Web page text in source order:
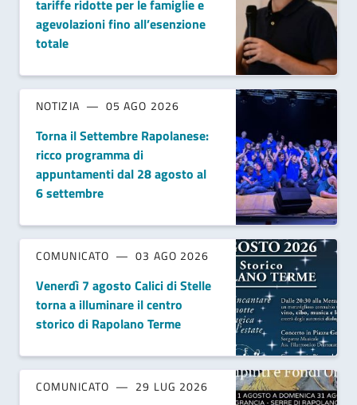
tariffe ridotte per le famiglie e
agevolazioni fino all’esenzione
totale
NOTIZIA 05 AGO 2026
Torna il Settembre Rapolanese:
ricco programma di
appuntamenti dal 28 agosto al
6 settembre
COMUNICATO 03 AGO 2026
Venerdì 7 agosto Calici di Stelle
torna a illuminare il centro
storico di Rapolano Terme
COMUNICATO 29 LUG 2026